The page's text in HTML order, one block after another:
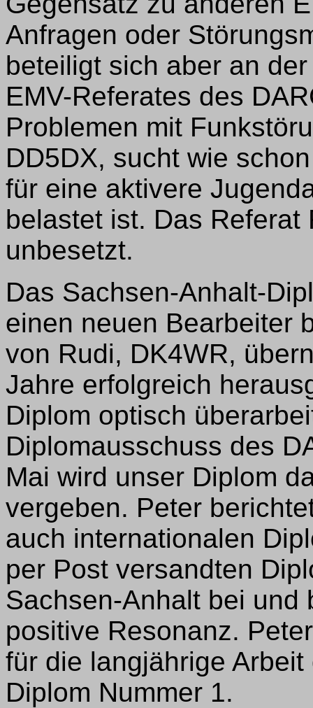
Anfragen oder
beteiligt sich aber an
EMV-Referates des
Problemen mit
DD5DX, sucht wie
für eine aktivere
belastet ist. Das
unbesetzt.
Das Sachsen-Anhalt-
einen neuen Bearbeiter
von Rudi, DK4WR,
Jahre erfolgreich
Diplom optisch
Diplomausschuss des
Mai wird unser Diplom
vergeben. Peter
auch internationalen
per Post versandten
Sachsen-Anhalt bei und
positive Resonanz.
für die langjährige
Diplom Nummer 1.